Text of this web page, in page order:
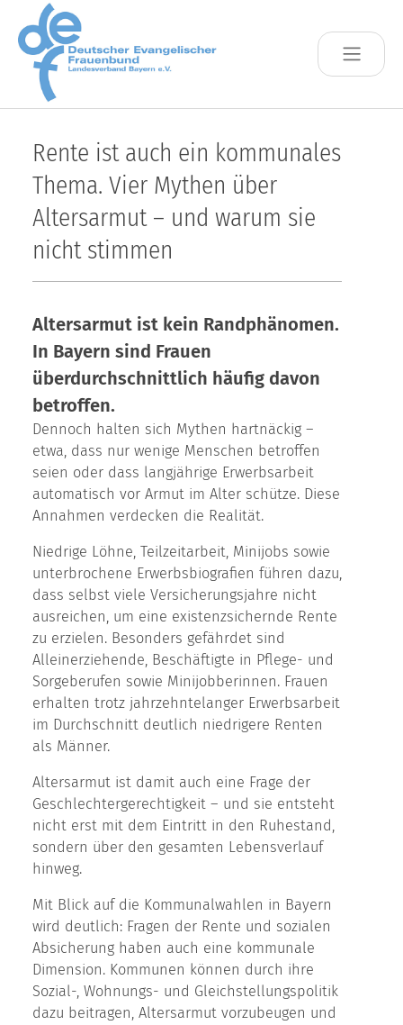
Skip to main content
Rente ist auch ein kommunales
Thema. Vier Mythen über
Altersarmut – und warum sie
nicht stimmen
Altersarmut ist kein Randphänomen.
In Bayern sind Frauen
überdurchschnittlich häufig davon
betroffen.
Dennoch halten sich Mythen hartnäckig –
etwa, dass nur wenige Menschen betroffen
seien oder dass langjährige Erwerbsarbeit
automatisch vor Armut im Alter schütze. Diese
Annahmen verdecken die Realität.
Niedrige Löhne, Teilzeitarbeit, Minijobs sowie
unterbrochene Erwerbsbiografien führen dazu,
dass selbst viele Versicherungsjahre nicht
ausreichen, um eine existenzsichernde Rente
zu erzielen. Besonders gefährdet sind
Alleinerziehende, Beschäftigte in Pflege- und
Sorgeberufen sowie Minijobberinnen. Frauen
erhalten trotz jahrzehntelanger Erwerbsarbeit
im Durchschnitt deutlich niedrigere Renten
als Männer.
Altersarmut ist damit auch eine Frage der
Geschlechtergerechtigkeit – und sie entsteht
nicht erst mit dem Eintritt in den Ruhestand,
sondern über den gesamten Lebensverlauf
hinweg.
Mit Blick auf die Kommunalwahlen in Bayern
wird deutlich: Fragen der Rente und sozialen
Absicherung haben auch eine kommunale
Dimension. Kommunen können durch ihre
Sozial-, Wohnungs- und Gleichstellungs­politik
dazu beitragen, Altersarmut vorzubeugen und